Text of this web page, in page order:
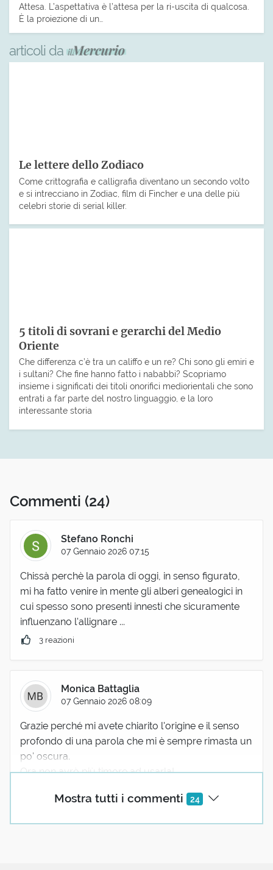
Attesa. L’aspettativa è l’attesa per la ri-uscita di qualcosa.
È la proiezione di un…
articoli da
Le lettere dello Zodiaco
Come crittografia e calligrafia diventano un secondo volto
e si intrecciano in Zodiac, film di Fincher e una delle più
celebri storie di serial killer.
5 titoli di sovrani e gerarchi del Medio
Oriente
Che differenza c’è tra un califfo e un re? Chi sono gli emiri e
i sultani? Che fine hanno fatto i nababbi? Scopriamo
insieme i significati dei titoli onorifici mediorientali che sono
entrati a far parte del nostro linguaggio, e la loro
interessante storia
Commenti (24)
Mostra tutti i commenti 24
Stefano Ronchi
07 Gennaio 2026 07:15
Chissà perchè la parola di oggi, in senso figurato,
mi ha fatto venire in mente gli alberi genealogici in
cui spesso sono presenti innesti che sicuramente
influenzano l'allignare ...
3 reazioni
Monica Battaglia
07 Gennaio 2026 08:09
Grazie perché mi avete chiarito l'origine e il senso
profondo di una parola che mi è sempre rimasta un
po' oscura.
Ora non avrò più timore ad usarla!